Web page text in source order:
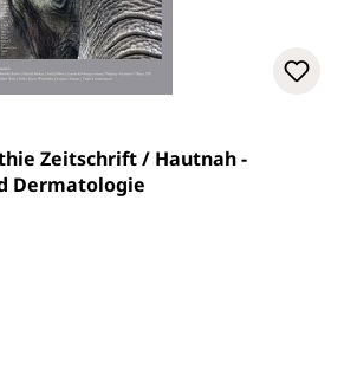
Zeitschrift / Hautnah -
Dermatologie